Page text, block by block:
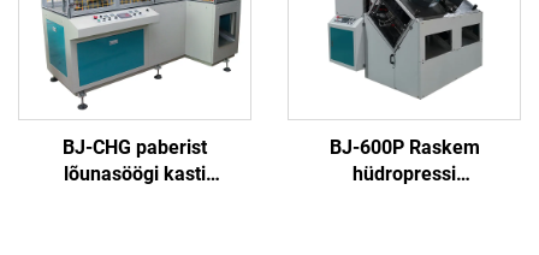
BJ-CHG paberist
lõunasöögi kasti
BJ-600P Raskem
hüdropressi